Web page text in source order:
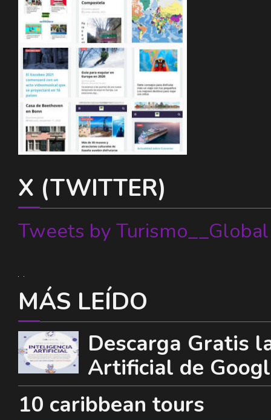
X (TWITTER)
Tweets by Turismo__Global
MÁS LEÍDO
Descarga Gratis
Artificial de
10 caribbean tours